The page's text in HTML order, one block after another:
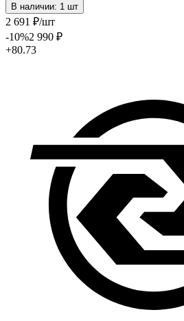
В наличии: 1 шт
2 691 ₽/шт
-10%2 990 ₽
+80.73